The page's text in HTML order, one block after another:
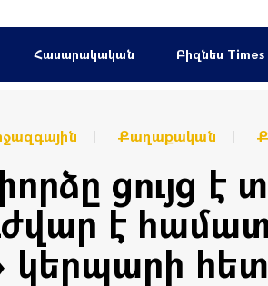
Հասարակական Բիզնես Times
Քաղաքական
ցույց է
է
կերպարի